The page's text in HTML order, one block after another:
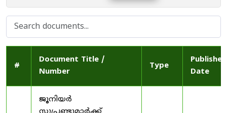
#
Document Title /
Number
Type
Published
Date
ജൂനിയർ